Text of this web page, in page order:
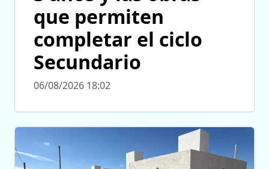
que permiten
completar el ciclo
Secundario
06/08/2026 18:02